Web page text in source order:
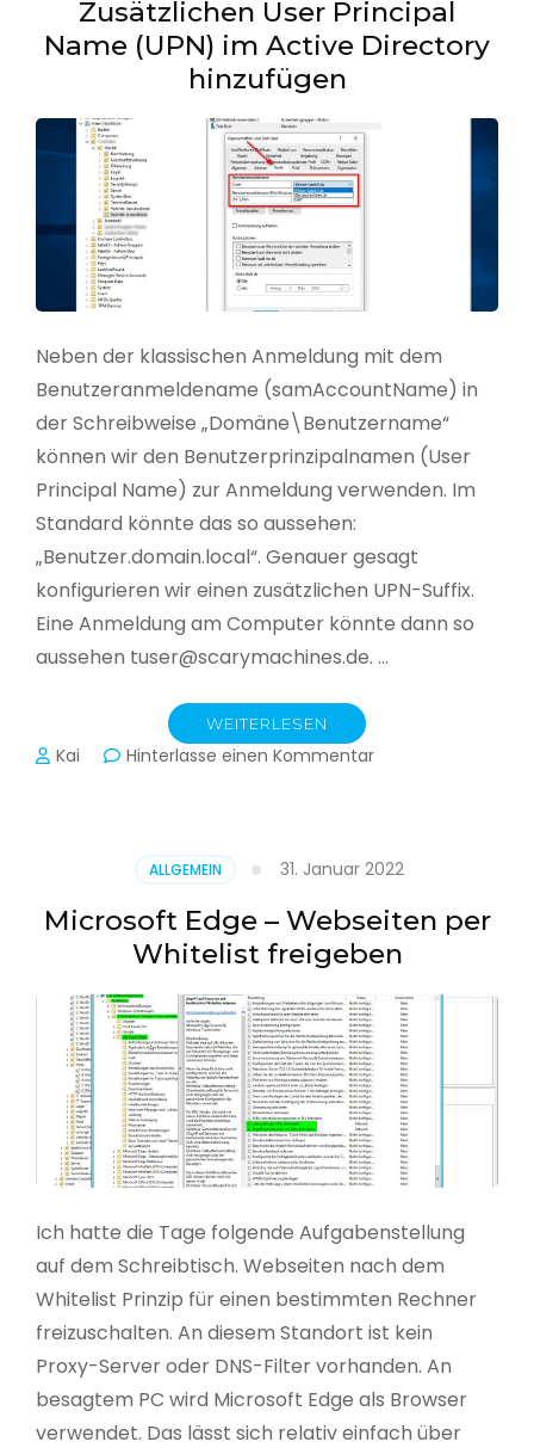
Zusätzlichen User Principal
Name (UPN) im Active Directory
hinzufügen
Neben der klassischen Anmeldung mit dem
Benutzeranmeldename (samAccountName) in
der Schreibweise „Domäne\Benutzername“
können wir den Benutzerprinzipalnamen (User
Principal Name) zur Anmeldung verwenden. Im
Standard könnte das so aussehen:
„Benutzer.domain.local“. Genauer gesagt
konfigurieren wir einen zusätzlichen UPN-Suffix.
Eine Anmeldung am Computer könnte dann so
aussehen tuser@scarymachines.de. …
WEITERLESEN
Kai Hinterlasse einen Kommentarzu
(UPN)
im
Active
Directory
ALLGEMEIN 31. Januar 2022
Microsoft Edge – Webseiten per
Whitelist freigeben
Ich hatte die Tage folgende Aufgabenstellung
auf dem Schreibtisch. Webseiten nach dem
Whitelist Prinzip für einen bestimmten Rechner
freizuschalten. An diesem Standort ist kein
Proxy-Server oder DNS-Filter vorhanden. An
besagtem PC wird Microsoft Edge als Browser
verwendet. Das lässt sich relativ einfach über